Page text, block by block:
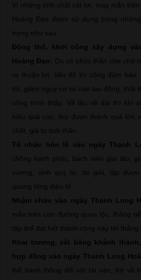
Vì những tính chất cát lợi, may mắn trên
Hoàng Đạo được sử dụng trong
trọng như sau
Động thổ, khởi công xây dựng
Hoàng Đạo: Do có phúc thần che chở
ra thuận lợi, tiến độ thi công đảm bảo,
tốt, giảm nguy cơ tai nạn lao động, thất
công trình thấp. Về lâu về dài thì khi
hiệu quả cao, thu được thành quả lớn
chất, giá trị tinh thần.
Tổ chức hôn lễ vào ngày Thanh
chồng hạnh phúc, bách niên giai lão,
vượng, sinh quý tử, tài giỏi, lập được
quang tông diệu tổ.
Nhậm chức vào ngày Thanh Long
mắn trên con đường quan lộc, thăng
tập thể đạt hết thành công này tới thắng
Khai trương, cắt băng khánh
hợp đồng vào ngày Thanh Long
thế hanh thông đối với tài vận, trở về